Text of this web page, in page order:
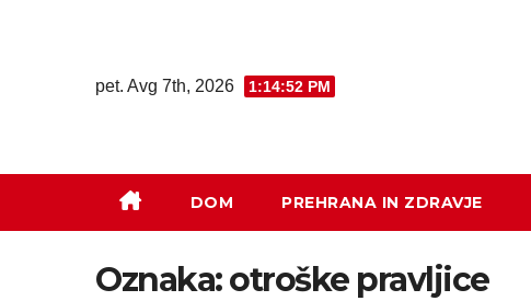
pet. Avg 7th, 2026 1:14:52 PM
DOM PREHRANA IN ZDRAVJE
Oznaka:otroške pravljice